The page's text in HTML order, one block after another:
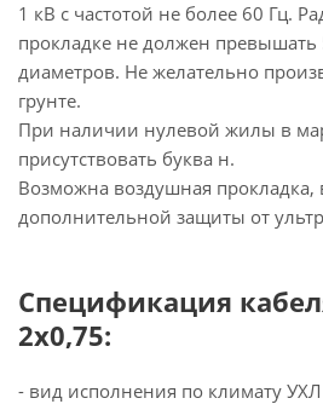
1 кВ с частотой не более 60 Гц.
прокладке не должен
диаметров. Не желательно
грунте.
При наличии нулевой жилы в
присутствовать буква н.
Возможна воздушная прокладка,
дополнительной защиты от
Спецификация
2х0,75:
- вид исполнения по климату УХЛ